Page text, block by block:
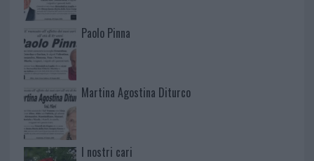
Paolo Pinna
Martina Agostina Diturco
I nostri cari